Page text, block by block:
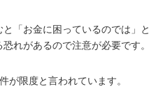
「お金に困っているのでは」と
れがあるので注意が必要です。
が限度と言われています。